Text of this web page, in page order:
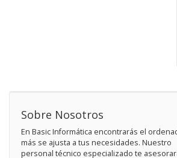
Sobre Nosotros
En Basic Informática encontrarás el
más se ajusta a tus necesidades. Nuestro
personal técnico especializado te